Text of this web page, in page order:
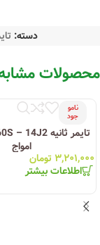
دسته:
محصولات
نامو
جود
امواج
۳,۲۰۱,۰۰۰ تومان
اطلاعات بیشتر